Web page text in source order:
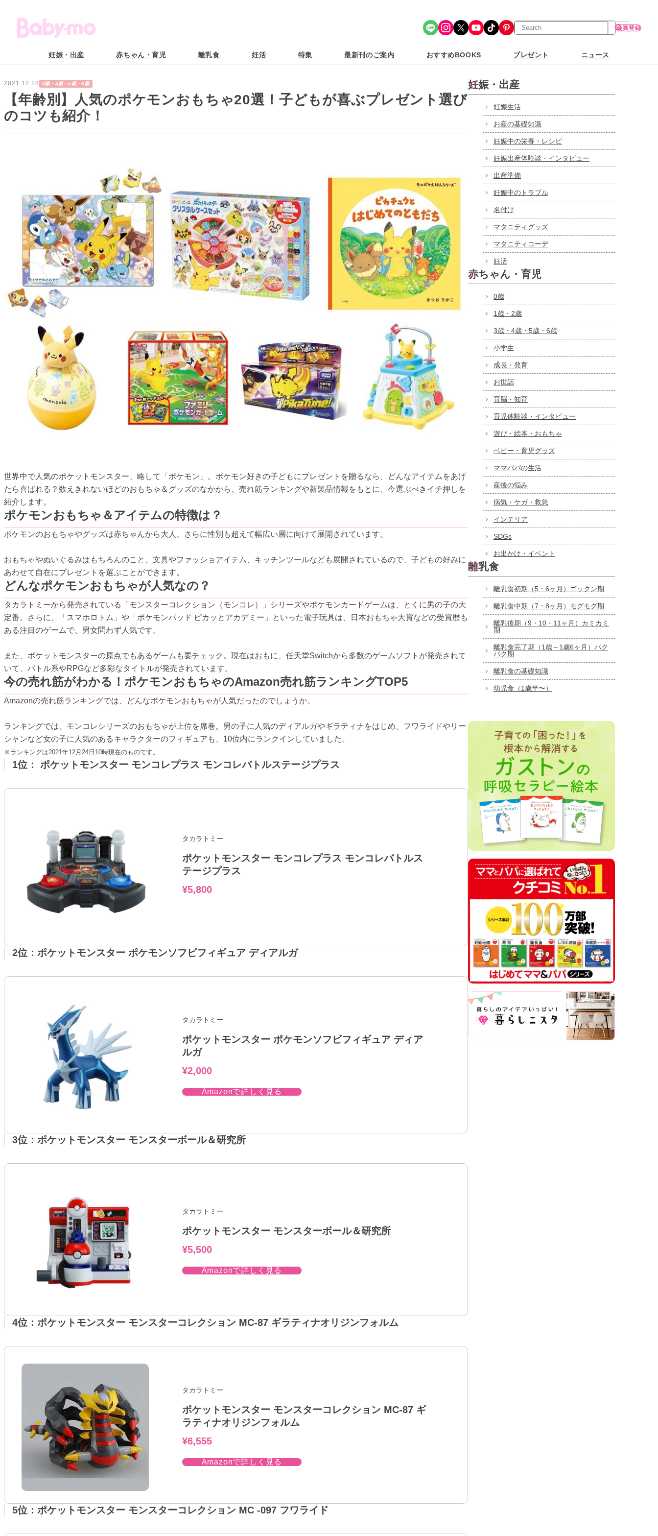
Share Icon Instagram X YouTube TikTok Pinterest
検
索
会員登録
妊娠・出産 赤ちゃん・育児 離乳食 妊活 特集 最新刊のご案内 おすすめBOOKS プレゼント ニュース
2021.12.28 3歳・4歳・5歳・6歳
【年齢別】人気のポケモンおもちゃ20選！子どもが喜ぶプレゼント選び
のコツも紹介！
世界中で人気のポケットモンスター、略して「ポケモン」。ポケモン好きの子どもにプレゼントを贈るなら、どんなアイテムをあげ
たら喜ばれる？数えきれないほどのおもちゃ＆グッズのなかから、売れ筋ランキングや新製品情報をもとに、今選ぶべきイチ押しを
紹介します。
ポケモンおもちゃ＆アイテムの特徴は？
ポケモンのおもちゃやグッズは赤ちゃんから大人、さらに性別も超えて幅広い層に向けて展開されています。
おもちゃやぬいぐるみはもちろんのこと、文具やファッショアイテム、キッチンツールなども展開されているので、子どもの好みに
あわせて自在にプレゼントを選ぶことができます。
どんなポケモンおもちゃが人気なの？
タカラトミーから発売されている「モンスターコレクション（モンコレ）」シリーズやポケモンカードゲームは、とくに男の子の大
定番。さらに、「スマホロトム」や「ポケモンパッド ピカッとアカデミー」といった電子玩具は、日本おもちゃ大賞などの受賞歴も
ある注目のゲームで、男女問わず人気です。
また、ポケットモンスターの原点でもあるゲームも要チェック。現在はおもに、任天堂Switchから多数のゲームソフトが発売されて
いて、バトル系やRPGなど多彩なタイトルが発売されています。
今の売れ筋がわかる！ポケモンおもちゃのAmazon売れ筋ランキングTOP5
Amazonの売れ筋ランキングでは、どんなポケモンおもちゃが人気だったのでしょうか。
ランキングでは、モンコレシリーズのおもちゃが上位を席巻。男の子に人気のディアルガやギラティナをはじめ、フワライドやリー
シャンなど女の子に人気のあるキャラクターのフィギュアも、10位内にランクインしていました。
※ランキングは2021年12月24日10時現在のものです。
1位： ポケットモンスター モンコレプラス モンコレバトルステージプラス
タカラトミー
ポケットモンスター モンコレプラス モンコレバトルス
テージプラス
¥5,800
2位：ポケットモンスター ポケモンソフビフィギュア ディアルガ
タカラトミー
ポケットモンスター ポケモンソフビフィギュア ディア
ルガ
¥2,000
Amazonで詳しく見る
3位：ポケットモンスター モンスターボール＆研究所
タカラトミー
ポケットモンスター モンスターボール＆研究所
¥5,500
Amazonで詳しく見る
4位：ポケットモンスター モンスターコレクション MC-87 ギラティナオリジンフォルム
タカラトミー
ポケットモンスター モンスターコレクション MC-87 ギ
ラティナオリジンフォルム
¥6,555
Amazonで詳しく見る
5位：ポケットモンスター モンスターコレクション MC -097 フワライド
妊娠・出産
妊娠生活
お産の基礎知識
妊娠中の栄養・レシピ
妊娠出産体験談・インタビュー
出産準備
妊娠中のトラブル
名付け
マタニティグッズ
マタニティコーデ
妊活
赤ちゃん・育児
0歳
1歳・2歳
3歳・4歳・5歳・6歳
小学生
成長・発育
お世話
育脳・知育
育児体験談・インタビュー
遊び・絵本・おもちゃ
ベビー・育児グッズ
ママパパの生活
産後の悩み
病気・ケガ・救急
インテリア
SDGs
お出かけ・イベント
離乳食
離乳食初期（5・6ヶ月）ゴックン期
離乳食中期（7・8ヶ月）モグモグ期
離乳後期（9・10・11ヶ月）カミカミ
期
離乳食完了期（1歳～1歳6ヶ月）パク
パク期
離乳食の基礎知識
幼児食（1歳半〜）